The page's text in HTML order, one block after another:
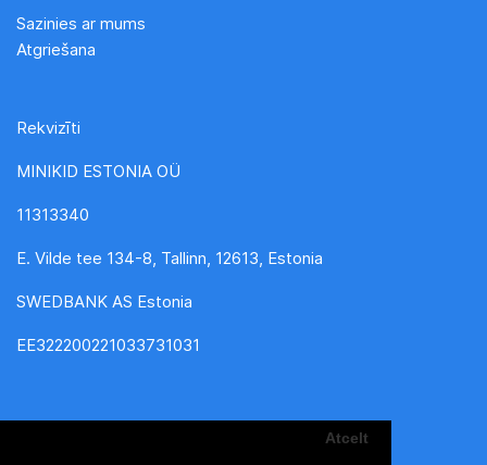
Atcelt
Sazinies ar mums
Atgriešana
Rekvizīti
MINIKID ESTONIA OÜ
11313340
E. Vilde tee 134-8, Tallinn, 12613, Estonia
SWEDBANK AS Estonia
EE322200221033731031